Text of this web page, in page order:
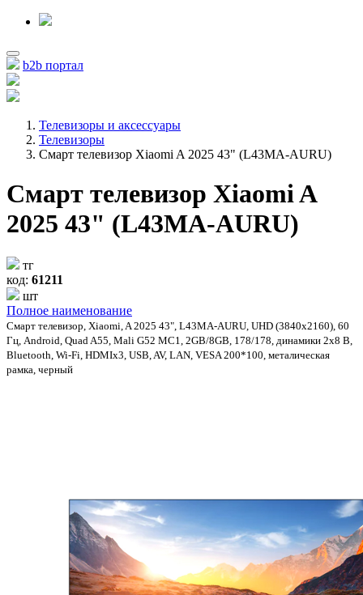
b2b портал
Телевизоры и аксессуары
Телевизоры
Смарт телевизор Xiaomi A 2025 43" (L43MA-AURU)
Смарт телевизор Xiaomi A
2025 43" (L43MA-AURU)
тг
код: 61211
шт
Полное наименование
Смарт телевизор, Xiaomi, A 2025 43", L43MA-AURU, UHD (3840x2160), 60
Гц, Android, Quad A55, Mali G52 MC1, 2GB/8GB, 178/178, динамики 2x8 В,
Bluetooth, Wi-Fi, HDMIx3, USB, AV, LAN, VESA 200*100, металическая
рамка, черный